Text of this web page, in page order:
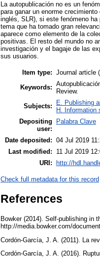
La autopublicación no es un
para ganar un enorme
inglés, SLR), si este fenómeno
tema que ha tomado gran
aparece como elemento de la
positivas. El resto del mundo no
investigación y el bagaje de las
sus usuarios.
Item type: Journal article
Keywords:
Review.
Subjects:
E. Publishing
H. Information
Depositing
user:
Palabra Clave
Date deposited: 04 Jul 2019
Last modified:
11 Jul 2019
URI:
http://
Check full metadata for this record
References
Bowker (2014). Self-publishing in
http://media.bowker.com/
Cordón-García, J. A. (2011). La
Cordón-García, J. A. (2016).